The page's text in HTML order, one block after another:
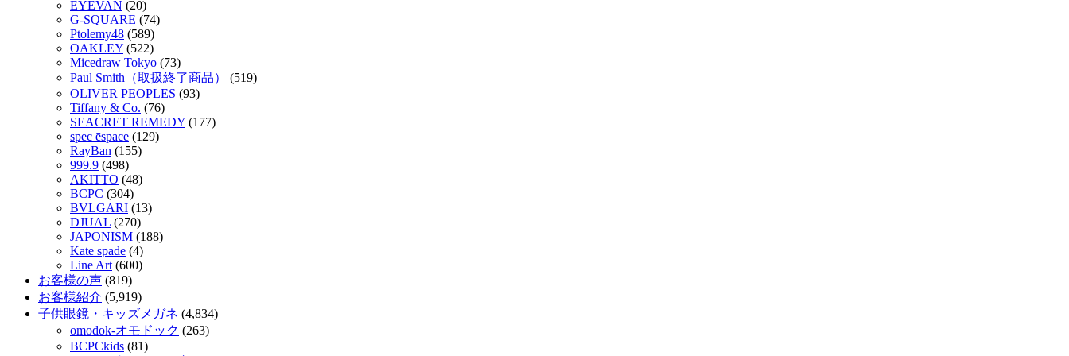
EYEVAN (20)
G-SQUARE (74)
Ptolemy48 (589)
OAKLEY (522)
Micedraw Tokyo (73)
Paul Smith（取扱終了商品）
(519)
OLIVER PEOPLES (93)
Tiffany & Co. (76)
SEACRET REMEDY (177)
spec ēspace (129)
RayBan (155)
999.9 (498)
AKITTO (48)
BCPC (304)
BVLGARI (13)
DJUAL (270)
JAPONISM (188)
Kate spade (4)
Line Art (600)
お客様の声 (819)
お客様紹介 (5,919)
子供眼鏡・キッズメガネ (4,834)
omodok-オモドック (263)
BCPCkids (81)